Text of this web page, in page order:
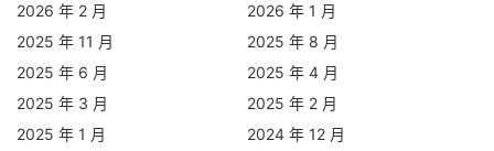
2026 年 2 月
2026 年 1 月
2025 年 11 月
2025 年 8 月
2025 年 6 月
2025 年 4 月
2025 年 3 月
2025 年 2 月
2025 年 1 月
2024 年 12 月